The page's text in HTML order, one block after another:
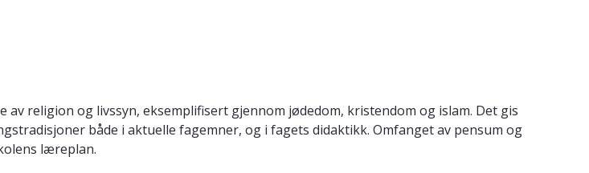
religion og livssyn, eksemplifisert gjennom jødedom, kristendom og islam. Det gis
både i aktuelle fagemner, og i fagets didaktikk. Omfanget av pensum og
læreplan.